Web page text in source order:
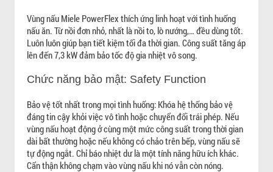
Vùng nấu Miele PowerFlex thích ứng linh hoạt với tình huống
nấu ăn. Từ nồi đơn nhỏ, nhất là nồi to, lò nướng,… đều dùng tốt.
Luôn luôn giúp bạn tiết kiệm tối đa thời gian. Công suất tăng áp
lên đến 7,3 kW đảm bảo tốc độ gia nhiệt vô song.
Chức năng bảo mật: Safety Function
Bảo vệ tốt nhất trong mọi tình huống: Khóa hệ thống bảo vệ
đáng tin cậy khỏi việc vô tình hoặc chuyển đổi trái phép. Nếu
vùng nấu hoạt động ở cùng một mức công suất trong thời gian
dài bất thường hoặc nếu không có chảo trên bếp, vùng nấu sẽ
tự động ngắt. Chỉ báo nhiệt dư là một tính năng hữu ích khác.
Cẩn thận không chạm vào vùng nấu khi nó vẫn còn nóng.